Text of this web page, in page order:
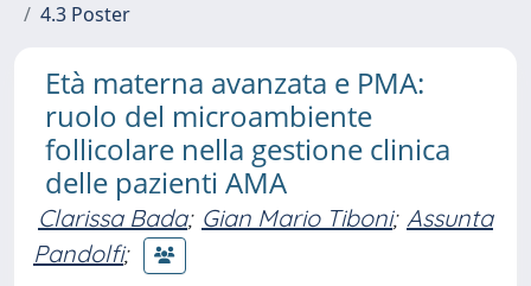
4.3 Poster
Età materna avanzata e PMA:
ruolo del microambiente
follicolare nella gestione clinica
delle pazienti AMA
Clarissa Bada; Gian Mario Tiboni; Assunta
Pandolfi;